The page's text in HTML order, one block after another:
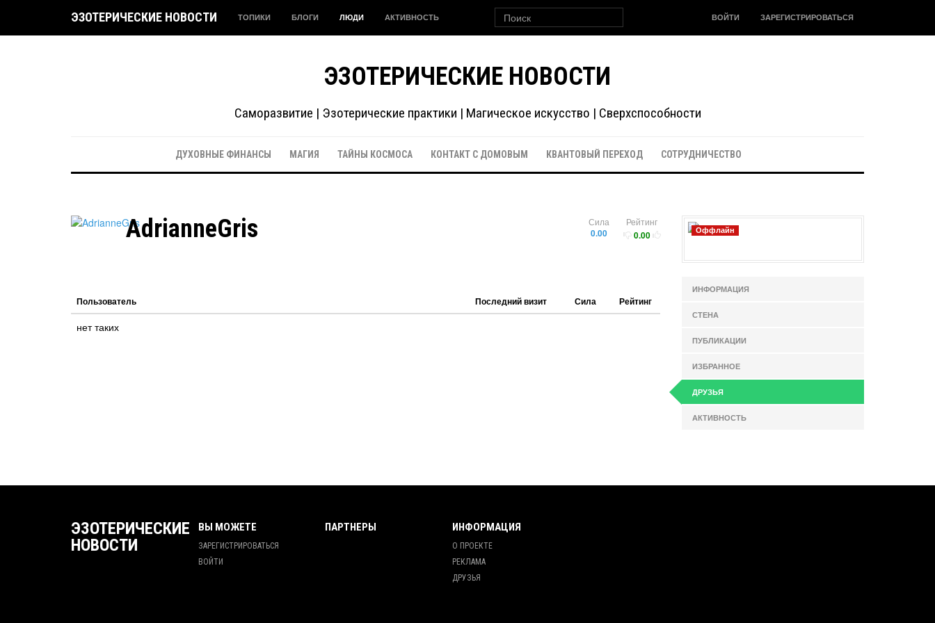
ЭЗОТЕРИЧЕСКИЕ НОВОСТИ ТОПИКИ БЛОГИ ЛЮДИ АКТИВНОСТЬ ВОЙТИ ЗАРЕГИСТРИРОВАТЬСЯ
ЭЗОТЕРИЧЕСКИЕ НОВОСТИ
Саморазвитие | Эзотерические практики | Магическое искусство | Сверхспособности
ДУХОВНЫЕ ФИНАНСЫ МАГИЯ ТАЙНЫ КОСМОСА КОНТАКТ С ДОМОВЫМ КВАНТОВЫЙ ПЕРЕХОД СОТРУДНИЧЕСТВО
Рейтинг
0.00
Сила
0.00
AdrianneGris
Пользователь Последний визит Сила Рейтинг
нет таких
Оффлайн
ИНФОРМАЦИЯ
СТЕНА
ПУБЛИКАЦИИ
ИЗБРАННОЕ
ДРУЗЬЯ
АКТИВНОСТЬ
ЭЗОТЕРИЧЕСКИЕ
НОВОСТИ
ВЫ МОЖЕТЕ
ЗАРЕГИСТРИРОВАТЬСЯ
ВОЙТИ
ПАРТНЕРЫ ИНФОРМАЦИЯ
О ПРОЕКТЕ
РЕКЛАМА
ДРУЗЬЯ